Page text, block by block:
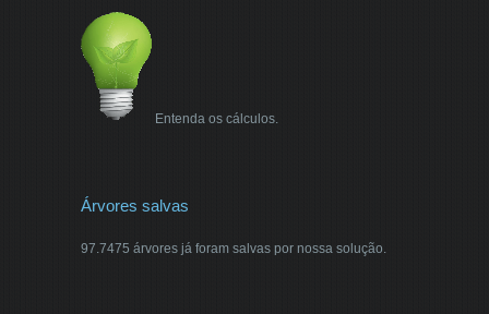
Entenda os cálculos.
Árvores salvas
97.7475 árvores já foram salvas por nossa solução.